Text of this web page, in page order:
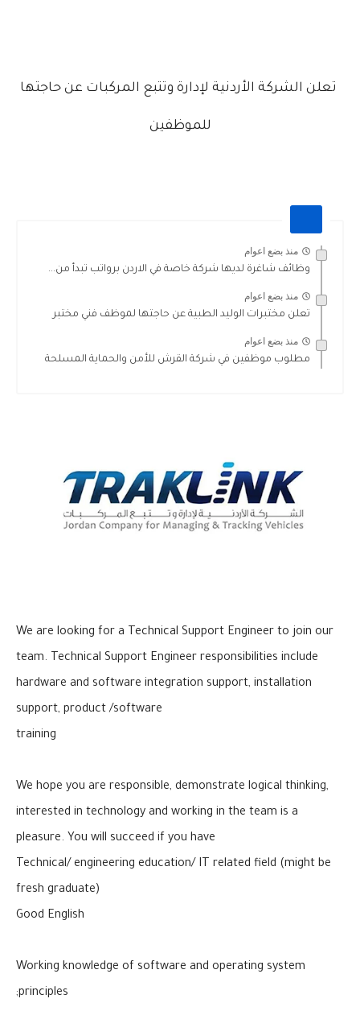
تعلن الشركة الأردنية لإدارة وتتبع المركبات عن حاجتها
للموظفين
منذ بضع اعوام
وظائف شاغرة لديها شركة خاصة في الاردن برواتب تبدأ من...
منذ بضع اعوام
تعلن مختبرات الوليد الطبية عن حاجتها لموظف فني مختبر
منذ بضع اعوام
مطلوب موظفين في شركة القرش للأمن والحماية المسلحة
We are looking for a Technical Support Engineer to join our
team. Technical Support Engineer responsibilities include
hardware and software integration support, installation
We hope you are responsible, demonstrate logical thinking,
interested in technology and working in the team is a
pleasure. You will succeed if you have
Technical/ engineering education/ IT related field (might be
fresh graduate)
Working knowledge of software and operating system
principles;